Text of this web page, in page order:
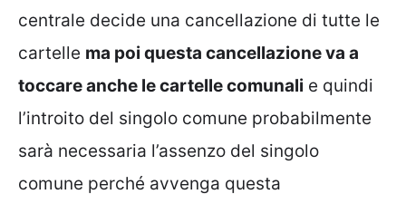
centrale decide una cancellazione di tutte le
cartelle ma poi questa cancellazione va a
toccare anche le cartelle comunali e quindi
l’introito del singolo comune probabilmente
sarà necessaria l’assenzo del singolo
comune perché avvenga questa